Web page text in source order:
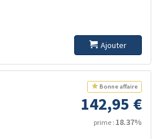
Ajouter
Bonne affaire
142,95 €
prime : 18.37%